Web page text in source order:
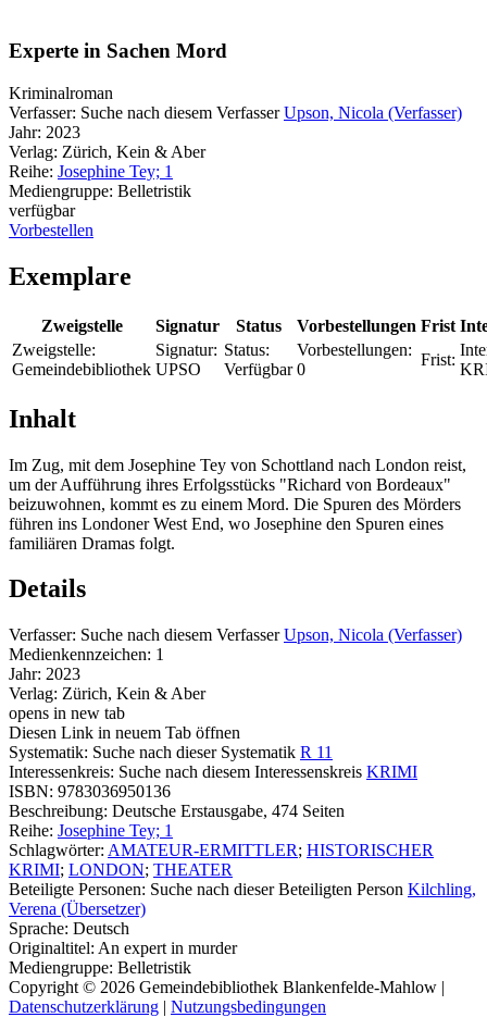
Experte in Sachen Mord
Kriminalroman
Verfasser: Suche nach diesem Verfasser Upson, Nicola (Verfasser)
Jahr: 2023
Verlag: Zürich, Kein & Aber
Reihe: Josephine Tey; 1
Mediengruppe: Belletristik
verfügbar
Vorbestellen
Exemplare
Zweigstelle Signatur Status Vorbestellungen Frist
Zweigstelle:
Gemeindebibliothek
Signatur:
UPSO
Status:
Verfügbar
Vorbestellungen:
0
Frist:
Inhalt
Im Zug, mit dem Josephine Tey von Schottland nach London reist,
um der Aufführung ihres Erfolgsstücks "Richard von Bordeaux"
beizuwohnen, kommt es zu einem Mord. Die Spuren des Mörders
führen ins Londoner West End, wo Josephine den Spuren eines
familiären Dramas folgt.
Details
Verfasser: Suche nach diesem Verfasser Upson, Nicola (Verfasser)
Medienkennzeichen: 1
Jahr: 2023
Verlag: Zürich, Kein & Aber
opens in new tab
Diesen Link in neuem Tab öffnen
Systematik: Suche nach dieser Systematik R 11
Interessenkreis: Suche nach diesem Interessenskreis KRIMI
ISBN: 9783036950136
Beschreibung: Deutsche Erstausgabe, 474 Seiten
Reihe: Josephine Tey; 1
Schlagwörter: AMATEUR-ERMITTLER; HISTORISCHER
KRIMI; LONDON; THEATER
Beteiligte Personen: Suche nach dieser Beteiligten Person Kilchling,
Verena (Übersetzer)
Sprache: Deutsch
Originaltitel: An expert in murder
Mediengruppe: Belletristik
Copyright © 2026 Gemeindebibliothek Blankenfelde-Mahlow |
Datenschutzerklärung | Nutzungsbedingungen